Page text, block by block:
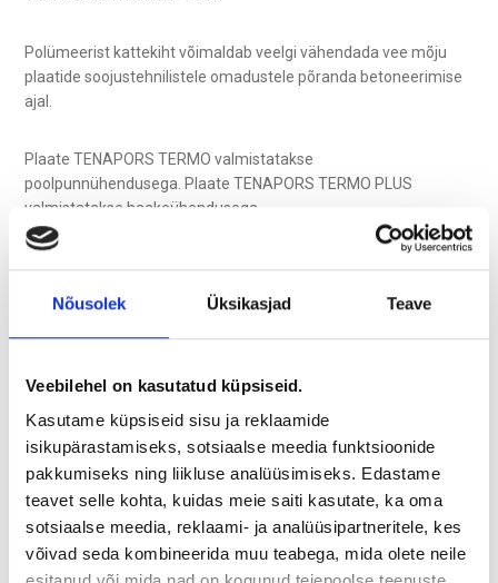
Nõusolek Üksikasjad Teave
Veebilehel on kasutatud küpsiseid.
Kasutame küpsiseid sisu ja reklaamide
isikupärastamiseks, sotsiaalse meedia funktsioonide
pakkumiseks ning liikluse analüüsimiseks. Edastame
teavet selle kohta, kuidas meie saiti kasutate, ka oma
sotsiaalse meedia, reklaami- ja analüüsipartneritele, kes
võivad seda kombineerida muu teabega, mida olete neile
Polümeerist kattekiht võimaldab veelgi vähendada vee mõju
plaatide soojustehnilistele omadustele põranda betoneerimise
ajal.
Plaate TENAPORS TERMO valmistatakse
poolpunnühendusega. Plaate TENAPORS TERMO PLUS
valmistatakse haakeühendusega.
Konkreetse toote puhul tagatud omadused on esitatud
pakendile kinnitatud märgistusel ja toimivusdeklaratsioonis.
Laadige alla PDF